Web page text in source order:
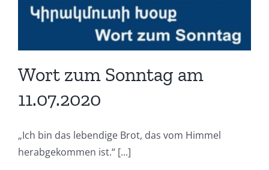
Wort zum Sonntag am
11.07.2020
„Ich bin das lebendige Brot, das vom Himmel
herabgekommen ist.“ [...]